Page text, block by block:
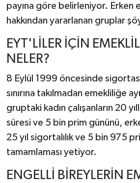
payına göre belirleniyor. Erken
hakkından yararlanan gruplar
EYT'LİLER İÇİN
NELER?
8 Eylül 1999 öncesinde
sınırına takılmadan emekliliğe
gruptaki kadın çalışanların 20
süresi ve 5 bin prim gününü,
25 yıl sigortalılık ve 5 bin 975
tamamlaması yetiyor.
ENGELLİ BİREYLERİN